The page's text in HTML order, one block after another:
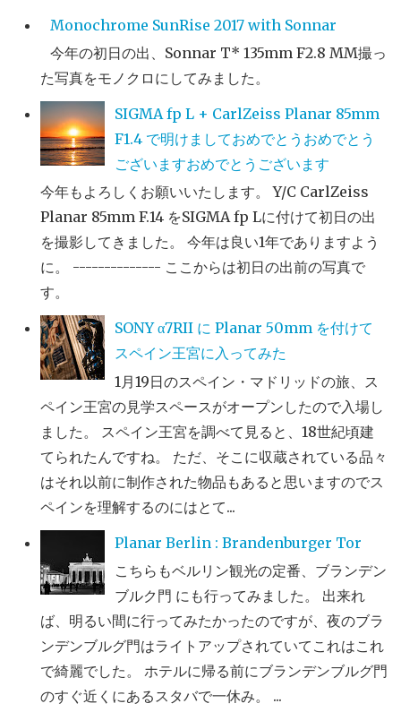
Monochrome SunRise 2017 with Sonnar
今年の初日の出、Sonnar T* 135mm F2.8 MM撮っ
た写真をモノクロにしてみました。
SIGMA fp L + CarlZeiss Planar 85mm
F1.4 で明けましておめでとうおめでとう
ございますおめでとうございます
今年もよろしくお願いいたします。 Y/C CarlZeiss
Planar 85mm F.14 をSIGMA fp Lに付けて初日の出
を撮影してきました。 今年は良い1年でありますよう
に。 -------------- ここからは初日の出前の写真で
す。
SONY α7RII に Planar 50mm を付けて
スペイン王宮に入ってみた
1月19日のスペイン・マドリッドの旅、ス
ペイン王宮の見学スペースがオープンしたので入場し
ました。 スペイン王宮を調べて見ると、18世紀頃建
てられたんですね。 ただ、そこに収蔵されている品々
はそれ以前に制作された物品もあると思いますのでス
ペインを理解するのにはとて...
Planar Berlin : Brandenburger Tor
こちらもベルリン観光の定番、ブランデン
ブルク門 にも行ってみました。 出来れ
ば、明るい間に行ってみたかったのですが、夜のブラ
ンデンブルグ門はライトアップされていてこれはこれ
で綺麗でした。 ホテルに帰る前にブランデンブルグ門
のすぐ近くにあるスタバで一休み。 ...